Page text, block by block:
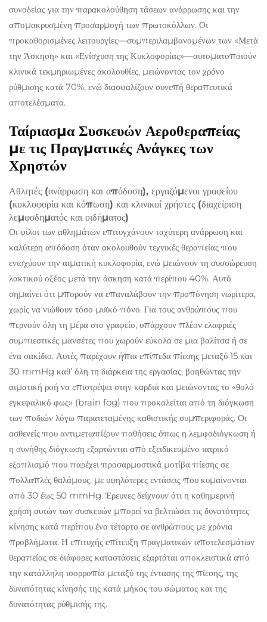
συνοδείας για την παρακολούθηση τάσεων ανάρρωσης και την
απομακρυσμένη προσαρμογή των πρωτοκόλλων. Οι
προκαθορισμένες λειτουργίες—συμπεριλαμβανομένων των «Μετά
την Άσκηση» και «Ενίσχυση της Κυκλοφορίας»—αυτοματοποιούν
κλινικά τεκμηριωμένες ακολουθίες, μειώνοντας τον χρόνο
ρύθμισης κατά 70%, ενώ διασφαλίζουν συνεπή θεραπευτικά
αποτελέσματα.
Ταίριασμα Συσκευών Αεροθεραπείας
με τις Πραγματικές Ανάγκες των
Χρηστών
Αθλητές (ανάρρωση και απόδοση), εργαζόμενοι γραφείου
(κυκλοφορία και κόπωση) και κλινικοί χρήστες (διαχείριση
λεμφοδηματός και οιδήματος)
Οι φίλοι των αθλημάτων επιτυγχάνουν ταχύτερη ανάρρωση και
καλύτερη απόδοση όταν ακολουθούν τεχνικές θεραπείας που
ενισχύουν την αιματική κυκλοφορία, ενώ μειώνουν τη συσσώρευση
λακτικού οξέος μετά την άσκηση κατά περίπου 40%. Αυτό
σημαίνει ότι μπορούν να επαναλάβουν την προπόνηση νωρίτερα,
χωρίς να νιώθουν τόσο μυϊκό πόνο. Για τους ανθρώπους που
περνούν όλη τη μέρα στο γραφείο, υπάρχουν πλέον ελαφριές
συμπιεστικές μανσέτες που χωρούν εύκολα σε μια βαλίτσα ή σε
ένα σακίδιο. Αυτές παρέχουν ήπια επίπεδα πίεσης μεταξύ 15 και
30 mmHg καθ’ όλη τη διάρκεια της εργασίας, βοηθώντας την
αιματική ροή να επιστρέψει στην καρδιά και μειώνοντας το «θολό
εγκεφαλικό φως» (brain fog) που προκαλείται από τη διόγκωση
των ποδιών λόγω παρατεταμένης καθιστικής συμπεριφοράς. Οι
ασθενείς που αντιμετωπίζουν παθήσεις όπως η λεμφοδιόγκωση ή
η συνήθης διόγκωση εξαρτώνται από εξειδικευμένο ιατρικό
εξοπλισμό που παρέχει προσαρμοστικά μοτίβα πίεσης σε
πολλαπλές θαλάμους, με υψηλότερες εντάσεις που κυμαίνονται
από 30 έως 50 mmHg. Έρευνες δείχνουν ότι η καθημερινή
χρήση αυτών των συσκευών μπορεί να βελτιώσει τις δυνατότητες
κίνησης κατά περίπου ένα τέταρτο σε ανθρώπους με χρόνια
προβλήματα. Η επιτυχής επίτευξη πραγματικών αποτελεσμάτων
θεραπείας σε διάφορες καταστάσεις εξαρτάται αποκλειστικά από
την κατάλληλη ισορροπία μεταξύ της έντασης της πίεσης, της
δυνατότητας κίνησής της κατά μήκος του σώματος και της
δυνατότητας ρύθμισής της.